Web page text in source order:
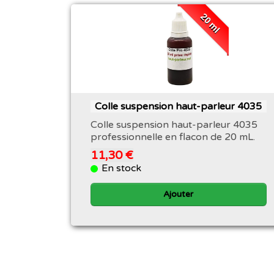
20 ml
Colle suspension haut-parleur 4035
Colle suspension haut-parleur 4035
professionnelle en flacon de 20 mL.
11,30 €
En stock
Ajouter